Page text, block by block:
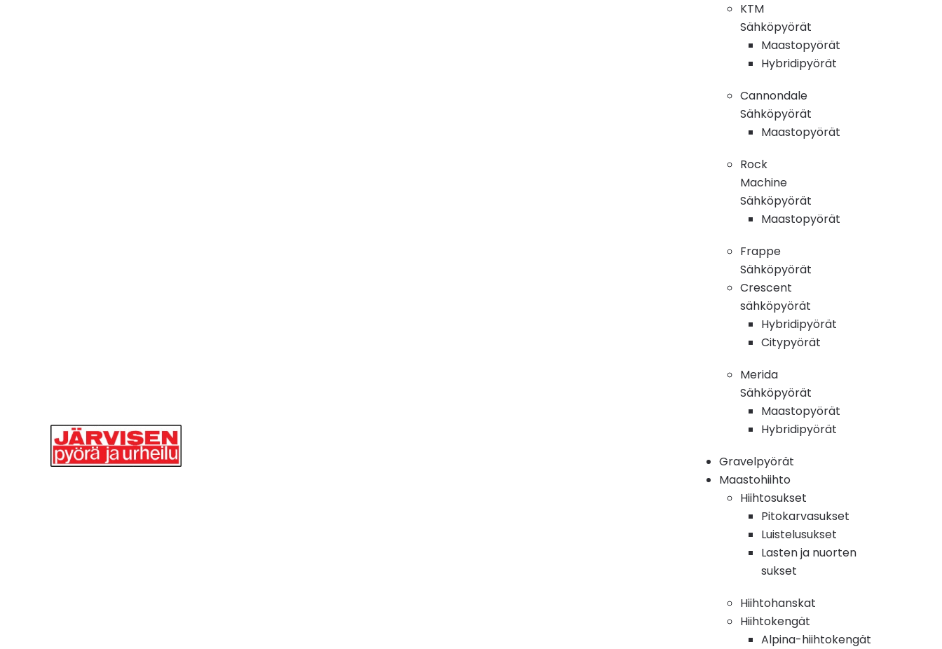
KTM
Sähköpyörät
Maastopyörät
Hybridipyörät
Cannondale
Sähköpyörät
Maastopyörät
Rock
Machine
Sähköpyörät
Maastopyörät
Frappe
Sähköpyörät
Crescent
sähköpyörät
Hybridipyörät
Citypyörät
Merida
Sähköpyörät
Maastopyörät
Hybridipyörät
Gravelpyörät
Maastohiihto
Hiihtosukset
Pitokarvasukset
Luistelusukset
Lasten ja nuorten
sukset
Hiihtohanskat
Hiihtokengät
Alpina-hiihtokengät